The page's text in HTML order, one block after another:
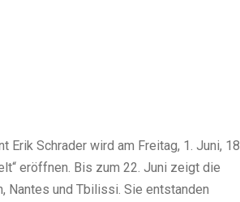
Erik Schrader wird am Freitag, 1. Juni, 18
eröffnen. Bis zum 22. Juni zeigt die
Nantes und Tbilissi. Sie entstanden